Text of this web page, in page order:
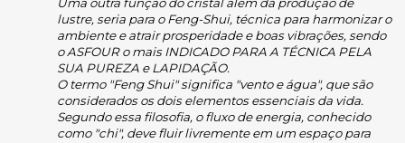
lustre, seria para o Feng-Shui, técnica para harmonizar o
ambiente e atrair prosperidade e boas vibrações, sendo
o ASFOUR o mais INDICADO PARA A TÉCNICA PELA
SUA PUREZA e LAPIDAÇÃO.
O termo "Feng Shui" significa "vento e água", que são
considerados os dois elementos essenciais da vida.
Segundo essa filosofia, o fluxo de energia, conhecido
como "chi", deve fluir livremente em um espaço para